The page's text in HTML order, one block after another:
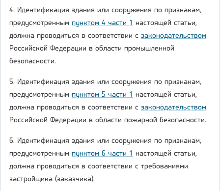
4. Идентификация здания или сооружения по признакам,
предусмотренным пунктом 4 части 1 настоящей статьи,
должна проводиться в соответствии с законодательством
Российской Федерации в области промышленной
безопасности.
5. Идентификация здания или сооружения по признакам,
предусмотренным пунктом 5 части 1 настоящей статьи,
должна проводиться в соответствии с законодательством
Российской Федерации в области пожарной безопасности.
6. Идентификация здания или сооружения по признакам,
предусмотренным пунктом 6 части 1 настоящей статьи,
должна проводиться в соответствии с требованиями
застройщика (заказчика).